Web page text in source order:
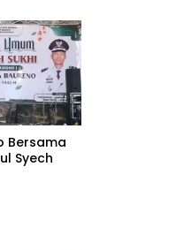
Bersama
Syech